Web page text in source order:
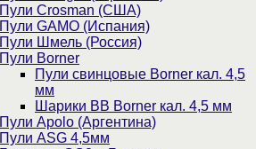
Пули Crosman (США)
Пули GAMO (Испания)
Пули Шмель (Россия)
Пули Borner
Пули свинцовые Borner кал. 4,5
мм
Шарики BB Borner кал. 4,5 мм
Пули Apolo (Аргентина)
Пули ASG 4,5мм